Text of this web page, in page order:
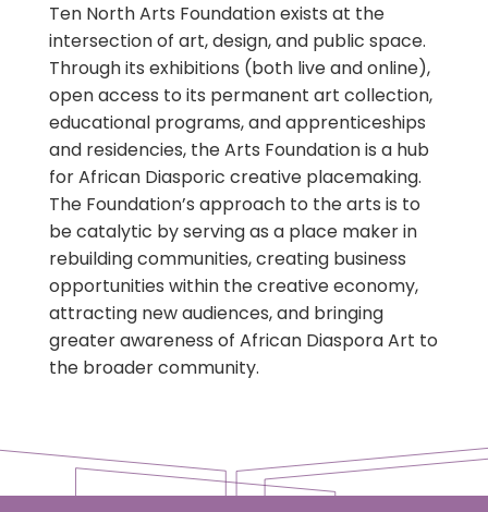
Ten North Arts Foundation exists at the
intersection of art, design, and public space.
Through its exhibitions (both live and online),
open access to its permanent art collection,
educational programs, and apprenticeships
and residencies, the Arts Foundation is a hub
for African Diasporic creative placemaking.
The Foundation’s approach to the arts is to
be catalytic by serving as a place maker in
rebuilding communities, creating business
opportunities within the creative economy,
attracting new audiences, and bringing
greater awareness of African Diaspora Art to
the broader community.